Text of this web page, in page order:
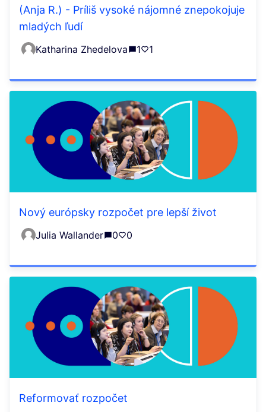
(Anja R.) - Príliš vysoké nájomné znepokojuje
mladých ľudí
Katharina Zhedelova 1 1
Nový európsky rozpočet pre lepší život
Julia Wallander 0 0
Reformovať rozpočet